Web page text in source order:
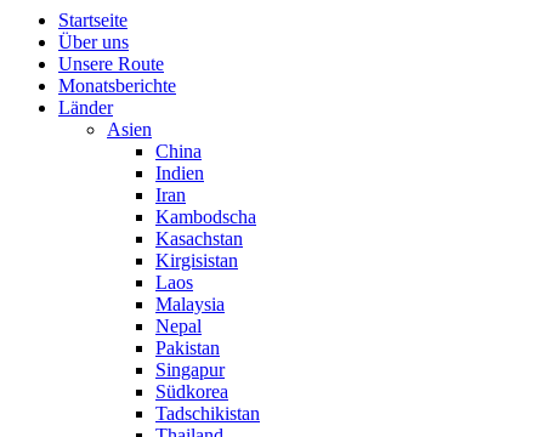
Startseite
Über uns
Unsere Route
Monatsberichte
Länder
Asien
China
Indien
Iran
Kambodscha
Kasachstan
Kirgisistan
Laos
Malaysia
Nepal
Pakistan
Singapur
Südkorea
Tadschikistan